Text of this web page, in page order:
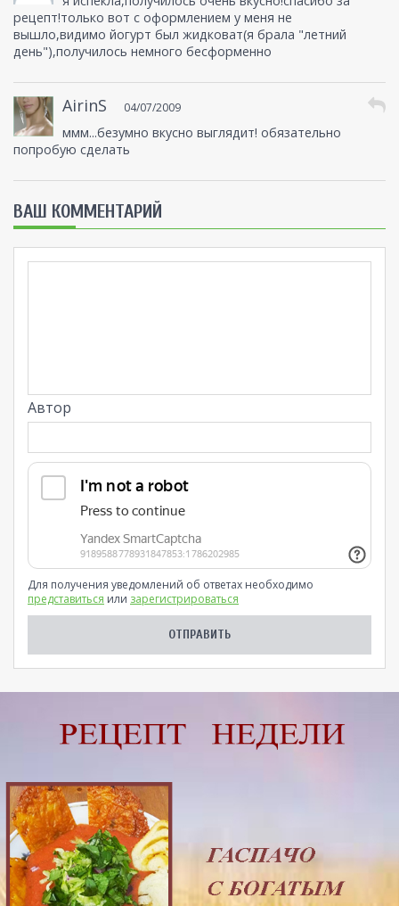
рецепт!только вот с оформлением у меня не
вышло,видимо йогурт был жидковат(я брала "летний
день"),получилось немного бесформенно
AirinS 04/07/2009
ммм...безумно вкусно выглядит! обязательно
попробую сделать
ВАШ КОММЕНТАРИЙ
Автор
Для получения уведомлений об ответах необходимо
представиться или зарегистрироваться